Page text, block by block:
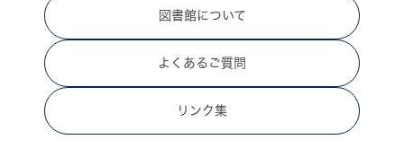
図書館について
よくあるご質問
リンク集